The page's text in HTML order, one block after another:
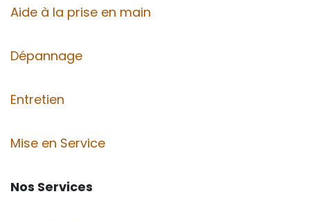
Aide à la prise en main
Dépannage
Entretien
Mise en Service
Nos Services